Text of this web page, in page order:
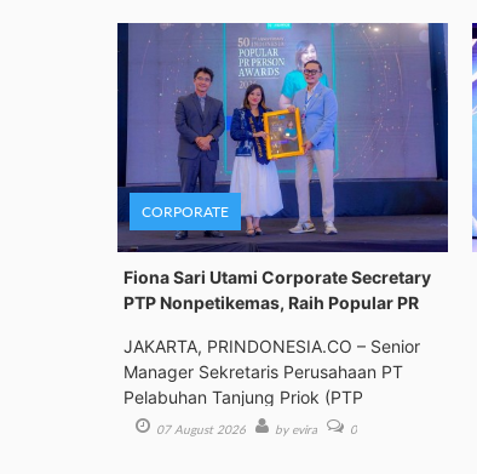
CORPORATE
Fiona Sari Utami Corporate Secretary
PTP Nonpetikemas, Raih Popular PR
JAKARTA, PRINDONESIA.CO – Senior
Manager Sekretaris Perusahaan PT
Pelabuhan Tanjung Priok (PTP
07 August 2026 by evira 0